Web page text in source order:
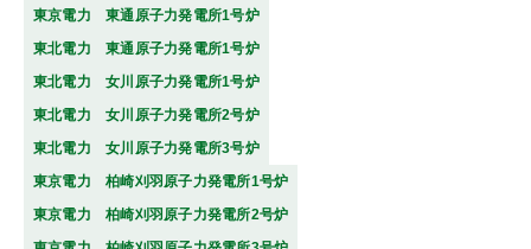
東京電力 東通原子力発電所1号炉
東北電力 東通原子力発電所1号炉
東北電力 女川原子力発電所1号炉
東北電力 女川原子力発電所2号炉
東北電力 女川原子力発電所3号炉
東京電力 柏崎刈羽原子力発電所1号炉
東京電力 柏崎刈羽原子力発電所2号炉